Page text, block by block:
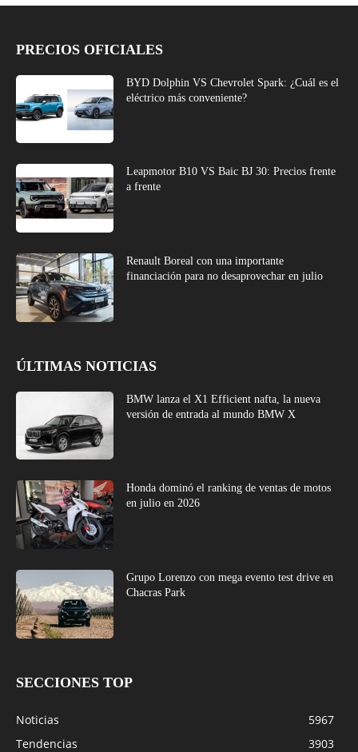
PRECIOS OFICIALES
BYD Dolphin VS Chevrolet Spark: ¿Cuál es el
eléctrico más conveniente?
Leapmotor B10 VS Baic BJ 30: Precios frente
a frente
Renault Boreal con una importante
financiación para no desaprovechar en julio
ÚLTIMAS NOTICIAS
BMW lanza el X1 Efficient nafta, la nueva
versión de entrada al mundo BMW X
Honda dominó el ranking de ventas de motos
en julio en 2026
Grupo Lorenzo con mega evento test drive en
Chacras Park
SECCIONES TOP
Noticias
5967
Tendencias
3903